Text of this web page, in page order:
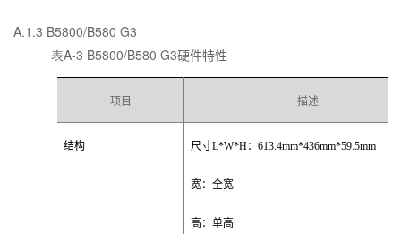
A.1.3 B5800/B580 G3
表A-3 B5800/B580 G3硬件特性
项目 描述
结构 尺寸L*W*H：613.4mm*436mm*59.5mm
宽：全宽
高：单高